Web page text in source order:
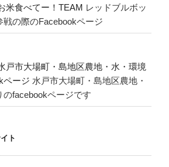
米食べてー！TEAM レッドブルボッ
戦の際のFacebookページ
戸市大場町・島地区農地・水・環境
ページ 水戸市大場町・島地区農地・
facebookページです
ト